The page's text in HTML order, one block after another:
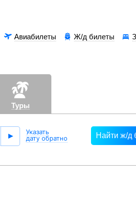
Авиабилеты Ж/д билеты
Туры
Указать
дату обратно
Найти ж/д